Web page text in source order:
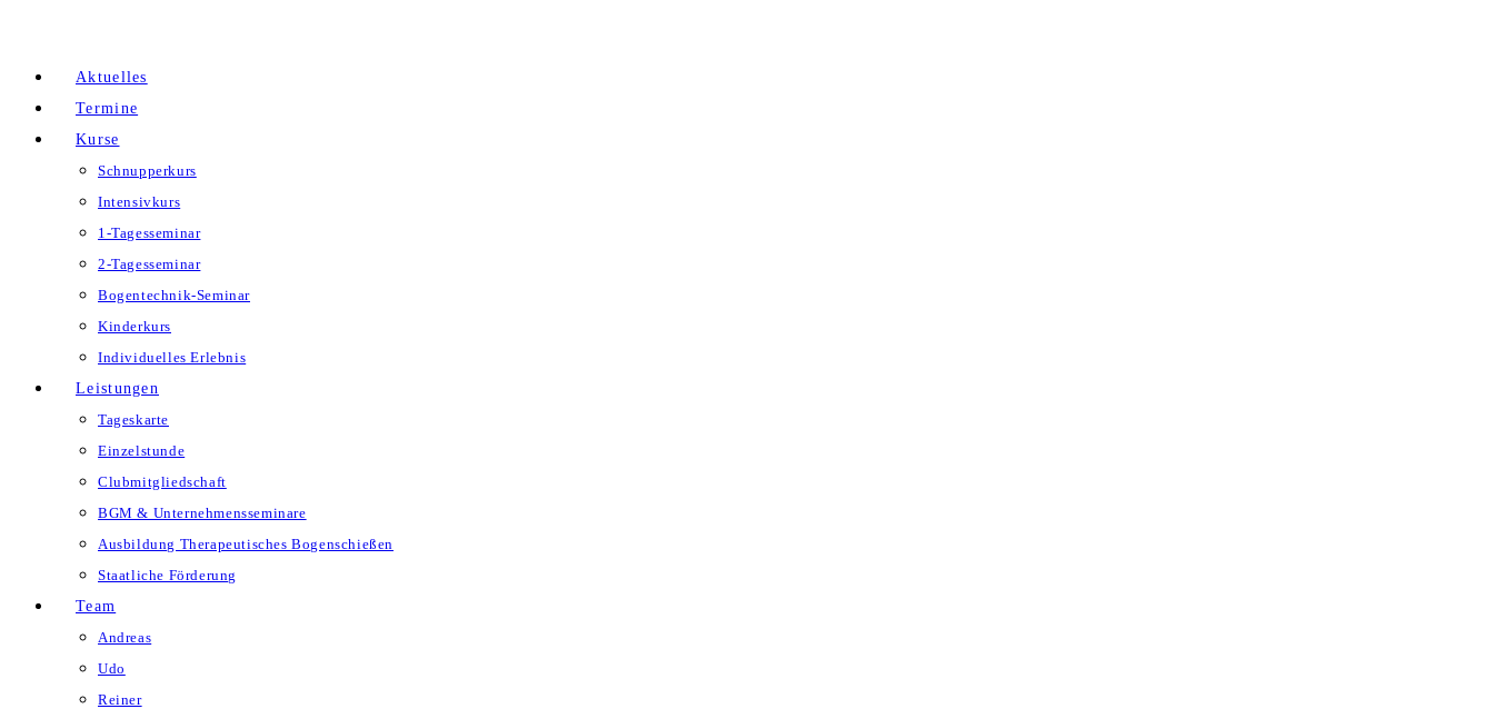
Aktuelles
Termine
Kurse
Schnupperkurs
Intensivkurs
1-Tagesseminar
2-Tagesseminar
Bogentechnik-Seminar
Kinderkurs
Individuelles Erlebnis
Leistungen
Tageskarte
Einzelstunde
Clubmitgliedschaft
BGM & Unternehmensseminare
Ausbildung Therapeutisches Bogenschießen
Staatliche Förderung
Team
Andreas
Udo
Reiner